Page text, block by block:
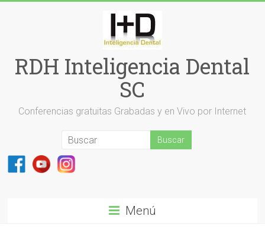
RDH Inteligencia Dental
SC
Conferencias gratuitas Grabadas y en Vivo por Internet
Menú